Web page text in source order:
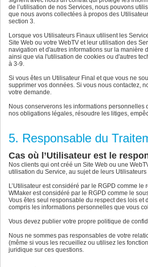
de l’utilisation de nos Services, nous pouvons
que nous avons collectées à propos des
section 3.
Lorsque vos Utilisateurs Finaux utilisent les
Site Web ou votre WebTV et leur utilisation des
navigation et d'autres informations sur la manière
ainsi que via l'utilisation de cookies ou d'autres
à 3-9.
Si vous êtes un Utilisateur Final et que vous ne
supprimer vos données. Si vous nous contactez,
votre demande.
Nous conserverons les informations
nos obligations légales, résoudre les litiges,
5. Responsable du
Cas où l’Utilisateur est le
Nos clients qui ont créé un Site Web ou une
utilisation du Service, au sujet de leurs Utilisateurs
L’Utilisateur est considéré par le RGPD comme
WMaker est considéré par le RGPD comme le
Vous êtes seul responsable du respect des lois
compris les informations personnelles que vous
Vous devez publier votre propre politique de
Nous ne sommes pas responsables de votre
(même si vous les recueillez ou utilisez les
juridique sur ces questions.